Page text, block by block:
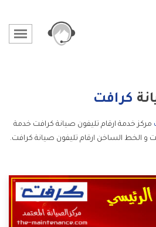
كرافت
مركز خدمة ارقام تليفون صيانة كرافت خدمة
و الخط الساخن ارقام تليفون صيانة كرافت.